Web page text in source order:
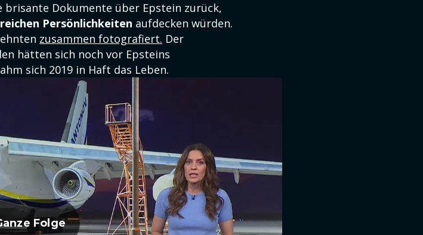
brisante Dokumente über Epstein zurück,
Persönlichkeiten aufdecken würden.
zusammen fotografiert. Der
hätten sich noch vor Epsteins
sich 2019 in Haft das Leben.
Folge